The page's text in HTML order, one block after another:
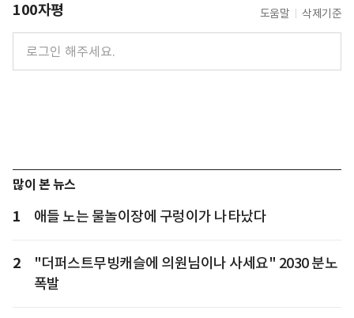
100자평 도움말 삭제기준
많이 본 뉴스
1 애들 노는 물놀이장에 구렁이가 나타났다
2
"더퍼스트무빙캐슬에 의원님이나 사세요" 2030 분노
폭발